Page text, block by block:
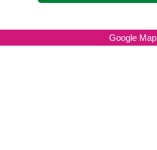
Google Map